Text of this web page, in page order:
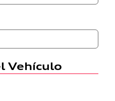
Vehículo